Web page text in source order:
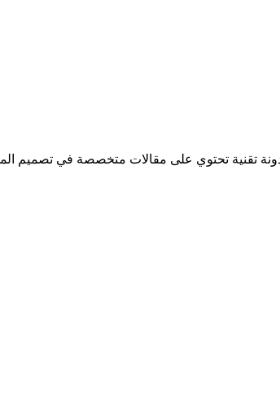
تقنية تحتوي على مقالات متخصصة في تصميم